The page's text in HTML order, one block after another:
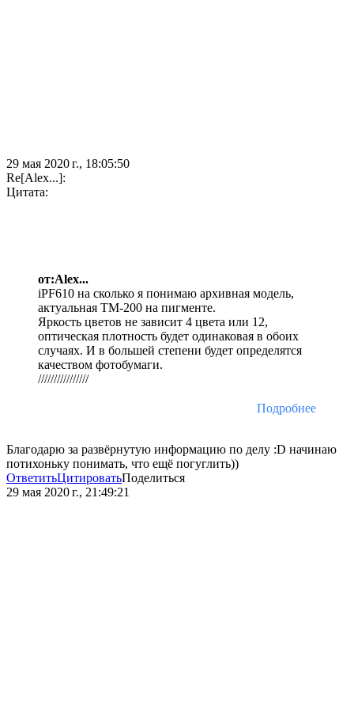
29 мая 2020 г., 18:05:50
Re[Alex...]:
Цитата:
от:Alex...
iPF610 на сколько я понимаю архивная модель,
актуальная TM-200 на пигменте.
Яркость цветов не зависит 4 цвета или 12,
оптическая плотность будет одинаковая в обоих
случаях. И в большей степени будет определятся
качеством фотобумаги.
////////////////
Подробнее
Благодарю за развёрнутую информацию по делу :D начинаю
потихоньку понимать, что ещё погуглить))
ОтветитьЦитироватьПоделиться
29 мая 2020 г., 21:49:21